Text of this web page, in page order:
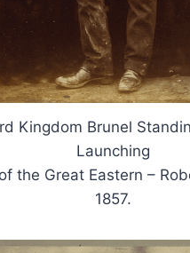
Kingdom Brunel
Launching
the Great Eastern –
1857.